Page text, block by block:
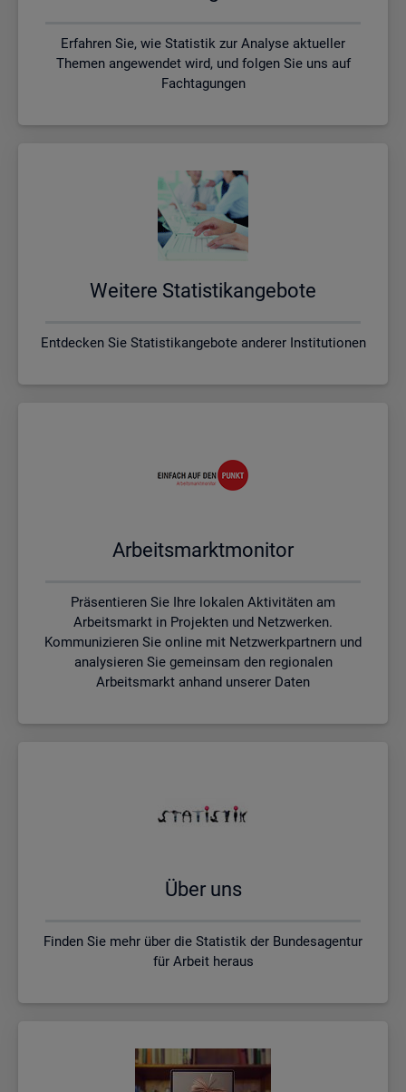
Erfahren Sie, wie Statistik zur Analyse aktueller
Themen angewendet wird, und folgen Sie uns auf
Fachtagungen
Wei­te­re Sta­tis­tik­an­ge­bo­te
Entdecken Sie Statistikangebote anderer Institutionen
Ar­beits­markt­mo­ni­tor
Präsentieren Sie Ihre lokalen Aktivitäten am
Arbeitsmarkt in Projekten und Netzwerken.
Kommunizieren Sie online mit Netzwerkpartnern und
analysieren Sie gemeinsam den regionalen
Arbeitsmarkt anhand unserer Daten
Über uns
Finden Sie mehr über die Statistik der Bundesagentur
für Arbeit heraus